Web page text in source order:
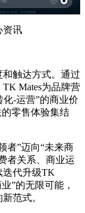
资讯
和触达方式。通过
Mates为品牌营
-运营”的商业价
零售体验集结
者”迈向“未来商
者关系、商业运
迭代升级TK
”的无限可能，
范式。